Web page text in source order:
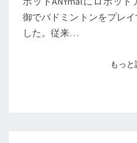
御でバドミントンをプレ
した。従来…
もっ